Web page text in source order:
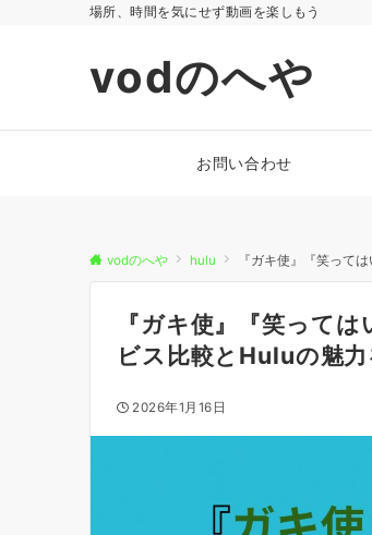
場所、時間を気にせず動画を楽しもう
vodのへや
お問い合わせ
vodのへや hulu 『ガキ使』『笑って
『ガキ使』『笑って
ビス比較とHuluの魅力
2026年1月16日